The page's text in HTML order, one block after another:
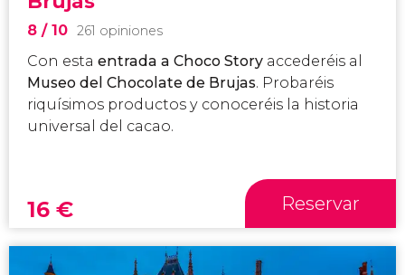
8 / 10 261 opiniones
Con esta entrada a Choco Story accederéis al
Museo del Chocolate de Brujas. Probaréis
riquísimos productos y conoceréis la historia
universal del cacao.
16 € Reservar